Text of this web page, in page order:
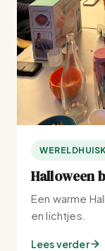
Halloween
Een warme
en lichtjes.
Lees verder